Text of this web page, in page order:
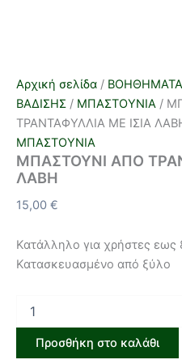
Αρχική σελίδα / ΒΟΗΘΗΜΑΤΑ
ΒΑΔΙΣΗΣ / ΜΠΑΣΤΟΥΝΙΑ /
ΤΡΑΝΤΑΦΥΛΛΙΑ ΜΕ ΙΣΙΑ
ΜΠΑΣΤΟΥΝΙΑ
ΜΠΑΣΤΟΥΝΙ ΑΠΟ
ΛΑΒΗ
15,00 €
Κατάλληλο για χρήστες εως
Κατασκευασμένο από ξύλο
Προσθήκη στο καλάθι